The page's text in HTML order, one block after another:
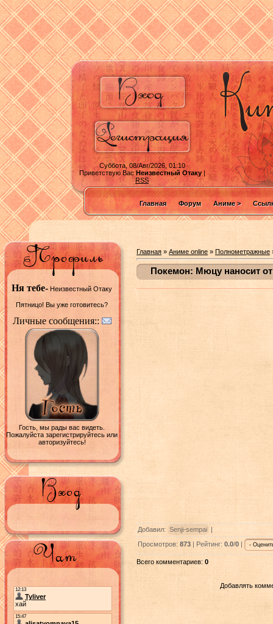
Суббота, 08/Авг/2026, 01:10
Приветствую ВасНеизвестный Отаку|
RSS
Главная Форум Аниме >
Ня тебе- Неизвестный Отаку
Пятницо! Вы уже готовитесь?
Личные сообщения::
Гость, мы рады вас видеть.
Пожалуйста зарегистрируйтесь или
авторизуйтесь!
Главная » Аниме online » Полнометражные
Покемон: Мюцу наносит
Добавил: Senji-sempai |
Просмотров: 873 | Рейтинг: 0.0/0 |
Всего комментариев: 0
Добавлять